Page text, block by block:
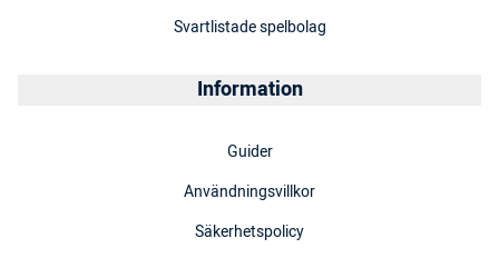
Svartlistade spelbolag
Information
Guider
Användningsvillkor
Säkerhetspolicy